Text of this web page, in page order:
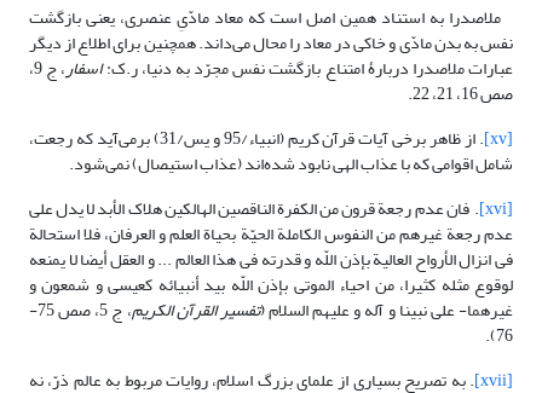
ملاصدرا به استناد همین اصل است که معاد مادّیِ عنصری، یعنی بازگشت
نفس به بدن مادّی و خاکی در معاد را محال می‌داند. همچنین برای اطلاع از دیگر
عبارات ملاصدرا دربارۀ امتناع بازگشت نفس مجرّد به دنیا، ر.ک:اسفار ، ج 9،
صص 16، 21، 22.
[xv]
. از ظاهر برخی آیات قرآن کریم (انبیاء/95 و یس/31) برمی‌آید که رجعت،
شامل اقوامی که با عذاب الهی نابود شده‌اند (عذاب استیصال) نمی‌شود.
[xvi]
. فان عدم رجعة قرون من الکفرة الناقصین الهالکین هلاک الأبد لا یدل على
عدم رجعة غیرهم من النفوس الکاملة الحیّة بحیاة العلم و العرفان، فلا استحالة
فی انزال الأرواح العالیة بإذن اللّه و قدرته فی هذا العالم ... و العقل أیضا لا یمنعه
لوقوع مثله کثیرا، من احیاء الموتى بإذن اللّه بید أنبیائه کعیسى و شمعون و
غیرهما- على نبینا و آله و علیهم السلام (تفسیر القرآن الکریم ، ج 5، صص 75-
76).
[xvii]
. به تصریح بسیاری از علمای بزرگ اسلام، روایات مربوط به عالم ذرّ، نه